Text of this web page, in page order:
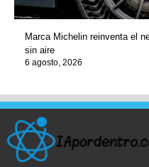
Marca Michelin reinventa el
sin aire
6 agosto, 2026